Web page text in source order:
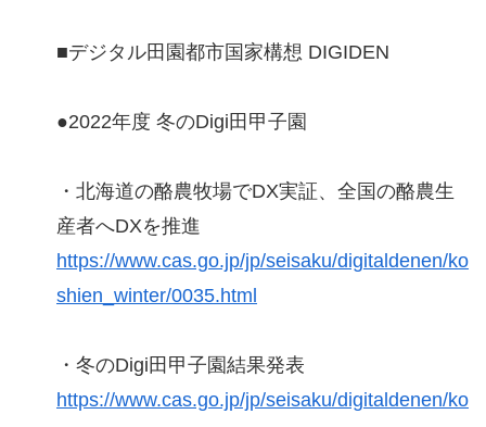
■デジタル田園都市国家構想 DIGIDEN
●2022年度 冬のDigi田甲子園
・北海道の酪農牧場でDX実証、全国の酪農生
産者へDXを推進
https://www.cas.go.jp/jp/seisaku/digitaldenen/ko
shien_winter/0035.html
・冬のDigi田甲子園結果発表
https://www.cas.go.jp/jp/seisaku/digitaldenen/ko